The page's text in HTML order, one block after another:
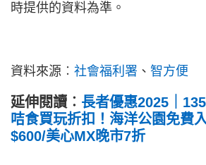
時提供的資料為準。
資料來源︰ 社會福利署 、 智方便
延伸閱讀︰ 長者優惠2025｜
咭食買玩折扣！海洋公園免費
$600/美心MX晚市7折